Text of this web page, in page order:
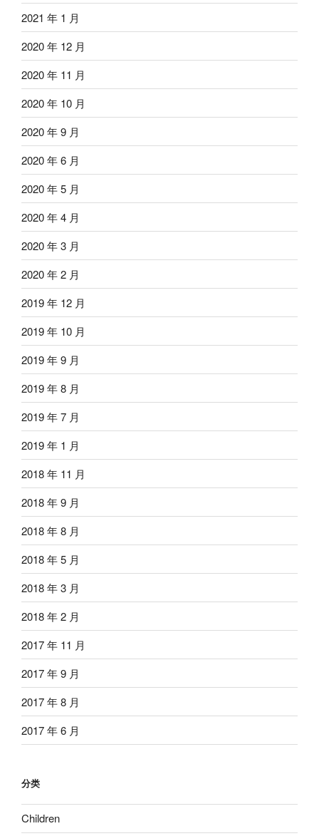
2021 年 1 月
2020 年 12 月
2020 年 11 月
2020 年 10 月
2020 年 9 月
2020 年 6 月
2020 年 5 月
2020 年 4 月
2020 年 3 月
2020 年 2 月
2019 年 12 月
2019 年 10 月
2019 年 9 月
2019 年 8 月
2019 年 7 月
2019 年 1 月
2018 年 11 月
2018 年 9 月
2018 年 8 月
2018 年 5 月
2018 年 3 月
2018 年 2 月
2017 年 11 月
2017 年 9 月
2017 年 8 月
2017 年 6 月
分类
Children